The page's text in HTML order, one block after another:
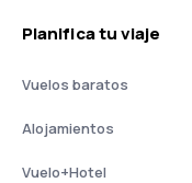
Planifica tu viaje
Vuelos baratos
Alojamientos
Vuelo+Hotel